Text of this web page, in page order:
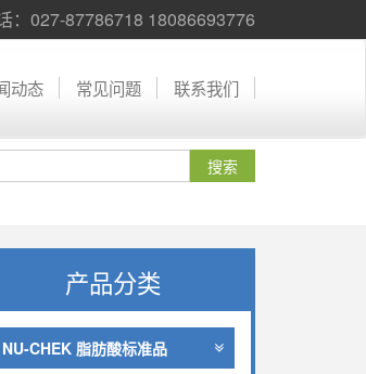
：027-87786718 18086693776
动态 常见问题 联系我们
产品分类
NU-CHEK 脂肪酸标准品